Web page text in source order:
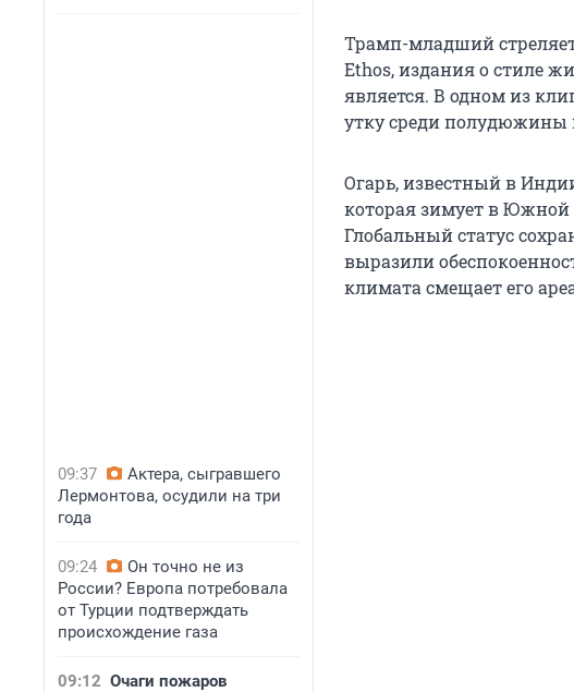
09:37
Актера, сыгравшего
Лермонтова, осудили на три
года
09:24
Он точно не из
России? Европа потребовала
от Турции подтверждать
происхождение газа
09:12 Очаги пожаров
Трамп-младший
Ethos, издания о стиле
является. В одном из
утку среди
Огарь, известный в
которая зимует в Южной
Глобальный статус
выразили
климата смещает его